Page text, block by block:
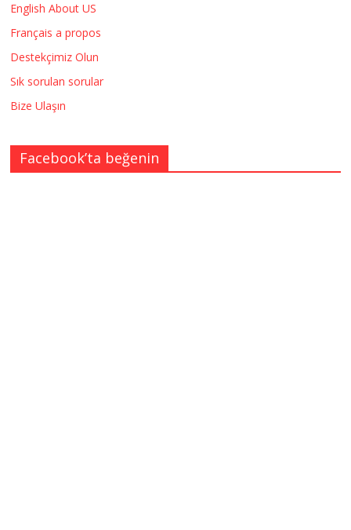
English About US
Français a propos
Destekçimiz Olun
Sık sorulan sorular
Bize Ulaşın
Facebook’ta beğenin